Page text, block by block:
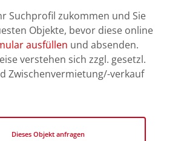
Suchprofil zukommen und Sie
Objekte, bevor diese online
ausfüllen und absenden.
verstehen sich zzgl. gesetzl.
Zwischenvermietung/-verkauf
Dieses Objekt anfragen